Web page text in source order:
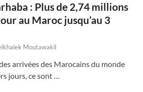
: Plus de 2,74 millions
au Maroc jusqu’au 3
Moutawakil
arrivées des Marocains du monde
jours, ce sont …